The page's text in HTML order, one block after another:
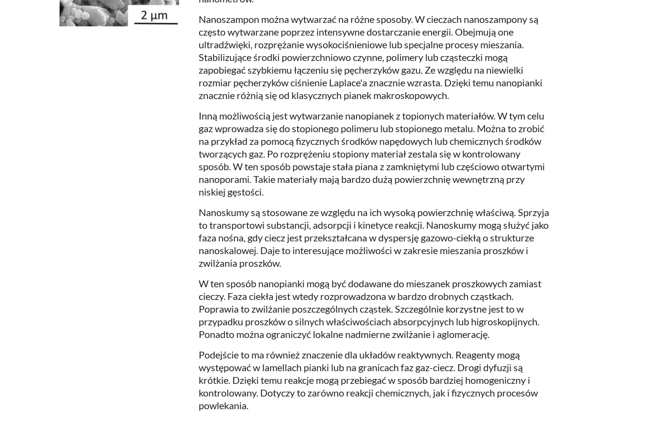
Nanoszampon można wytwarzać na różne sposoby. W cieczach nanoszampony są
często wytwarzane poprzez intensywne dostarczanie energii. Obejmują one
ultradźwięki, rozprężanie wysokociśnieniowe lub specjalne procesy mieszania.
Stabilizujące środki powierzchniowo czynne, polimery lub cząsteczki mogą
zapobiegać szybkiemu łączeniu się pęcherzyków gazu. Ze względu na niewielki
rozmiar pęcherzyków ciśnienie Laplace'a znacznie wzrasta. Dzięki temu nanopianki
znacznie różnią się od klasycznych pianek makroskopowych.
Inną możliwością jest wytwarzanie nanopianek z topionych materiałów. W tym celu
gaz wprowadza się do stopionego polimeru lub stopionego metalu. Można to zrobić
na przykład za pomocą fizycznych środków napędowych lub chemicznych środków
tworzących gaz. Po rozprężeniu stopiony materiał zestala się w kontrolowany
sposób. W ten sposób powstaje stała piana z zamkniętymi lub częściowo otwartymi
nanoporami. Takie materiały mają bardzo dużą powierzchnię wewnętrzną przy
niskiej gęstości.
Nanoskumy są stosowane ze względu na ich wysoką powierzchnię właściwą. Sprzyja
to transportowi substancji, adsorpcji i kinetyce reakcji. Nanoskumy mogą służyć jako
faza nośna, gdy ciecz jest przekształcana w dyspersję gazowo-ciekłą o strukturze
nanoskalowej. Daje to interesujące możliwości w zakresie mieszania proszków i
zwilżania proszków.
W ten sposób nanopianki mogą być dodawane do mieszanek proszkowych zamiast
cieczy. Faza ciekła jest wtedy rozprowadzona w bardzo drobnych cząstkach.
Poprawia to zwilżanie poszczególnych cząstek. Szczególnie korzystne jest to w
przypadku proszków o silnych właściwościach absorpcyjnych lub higroskopijnych.
Ponadto można ograniczyć lokalne nadmierne zwilżanie i aglomerację.
Podejście to ma również znaczenie dla układów reaktywnych. Reagenty mogą
występować w lamellach pianki lub na granicach faz gaz-ciecz. Drogi dyfuzji są
krótkie. Dzięki temu reakcje mogą przebiegać w sposób bardziej homogeniczny i
kontrolowany. Dotyczy to zarówno reakcji chemicznych, jak i fizycznych procesów
powlekania.